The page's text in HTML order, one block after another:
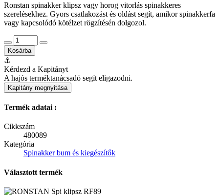
Ronstan spinakker klipsz vagy horog vitorlás spinakkeres
szerelésekhez. Gyors csatlakozást és oldást segít, amikor spinakkerfa
vagy kapcsolódó kötélzet rögzítésén dolgozol.
Kosárba
⚓
Kérdezd a Kapitányt
A hajós terméktanácsadó segít eligazodni.
Kapitány megnyitása
Termék adatai :
Cikkszám
480089
Kategória
Spinakker bum és kiegészítők
Választott termék